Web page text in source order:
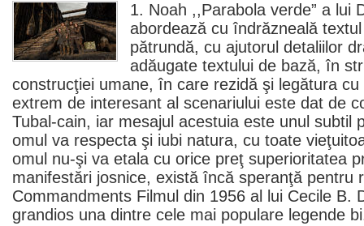
1. Noah ,,Parabola verde” a lui
abordează cu îndrăzneală
pătrundă, cu ajutorul detaliilor
adăugate textului de bază, în
construcţiei umane, în care rezidă şi legătura
extrem de interesant al scenariului este dat de
Tubal-cain, iar mesajul acestuia este unul subtil
omul va respecta şi iubi natura, cu toate
omul nu-şi va etala cu orice preţ superioritatea
manifestări josnice, există încă speranţă pentru
Commandments Filmul din 1956 al lui Cecile B.
grandios una dintre cele mai populare legende